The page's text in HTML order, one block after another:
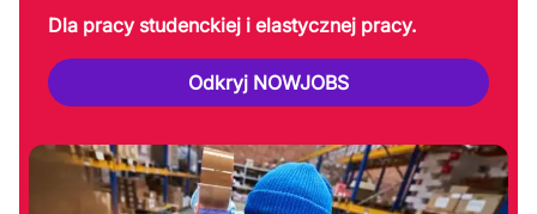
Dla pracy studenckiej i elastycznej pracy.
Odkryj NOWJOBS